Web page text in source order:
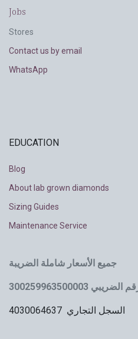
Jobs
Stores
Contact us by email
WhatsApp
EDUCATION
Blog
About lab grown diamonds
Sizing Guides
Maintenance Service
جميع الأسعار شاملة الضريبة
السجل التجاري 4030064637